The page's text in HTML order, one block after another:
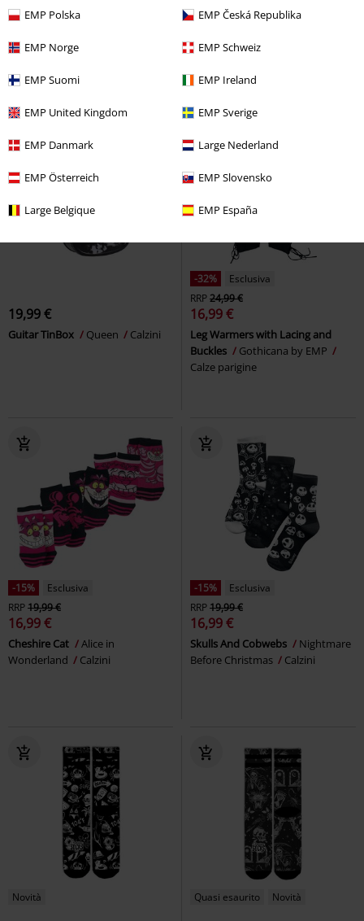
EMP Polska EMP Česká Republika
EMP Norge EMP Schweiz
EMP Suomi EMP Ireland
EMP United Kingdom EMP Sverige
EMP Danmark Large Nederland
EMP Österreich EMP Slovensko
Large Belgique EMP España
19,99 €
ONLCHLOE LACE S.S THONG 3-
PACK ACC NOOS
19,99 €
Guitar TinBox
19,99 €
Guitar TinBox Queen Calzini
-32%
Esclusiva
RRP24,99 €
16,99 €
Leg Warmers with Lacing and
Buckles
Gothicana by EMP
Calze parigine
-15%
Esclusiva
RRP19,99 €
16,99 €
Cheshire Cat
Alice in
Wonderland
Calzini
-15%
Esclusiva
RRP19,99 €
16,99 €
Skulls And Cobwebs
Nightmare
Before Christmas
Calzini
Novità Quasi esaurito Novità